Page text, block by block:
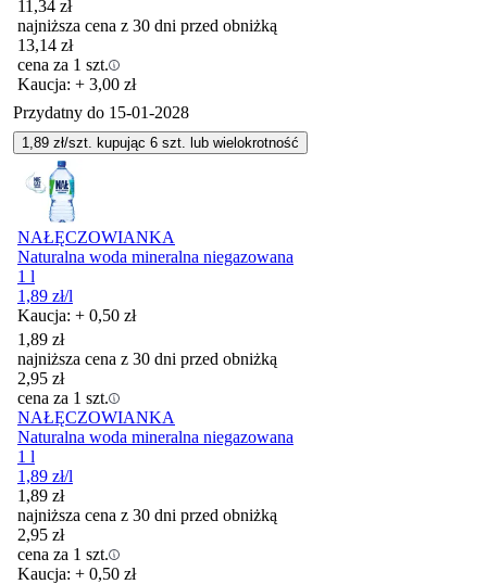
11,34 zł
najniższa cena z 30 dni przed obniżką
13,14 zł
cena za 1 szt.
Kaucja: + 3,00 zł
Przydatny do 15-01-2028
1,89 zł/szt. kupując 6 szt. lub wielokrotność
NAŁĘCZOWIANKA
Naturalna woda mineralna niegazowana
1 l
1,89 zł/l
Kaucja: + 0,50 zł
1,89 zł
najniższa cena z 30 dni przed obniżką
2,95 zł
cena za 1 szt.
NAŁĘCZOWIANKA
Naturalna woda mineralna niegazowana
1 l
1,89 zł/l
1,89 zł
najniższa cena z 30 dni przed obniżką
2,95 zł
cena za 1 szt.
Kaucja: + 0,50 zł